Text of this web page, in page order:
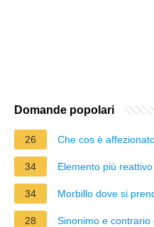
Domande popolari
26 Che cos è
34 Elemento più
34 Morbillo dove si
28 Sinonimo e contrario